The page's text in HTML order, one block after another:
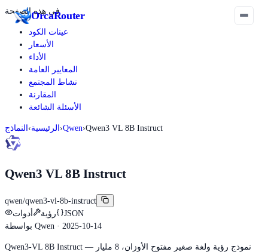
OrcaRouterفي هذه الصفحة
عينات الكود
الأسعار
الأداء
المعايير العامة
نشاط المجتمع
المقارنة
الأسئلة الشائعة
الرئيسية› النماذج ›Qwen›Qwen3 VL 8B Instruct
Qwen3 VL 8B Instruct
qwen/qwen3-vl-8b-instruct
رؤية
أدوات
JSON
بواسطة Qwen · 2025-10-14
Qwen3-VL 8B Instruct — نموذج رؤية ولغة صغير مفتوح الأوزان، 8 مليار